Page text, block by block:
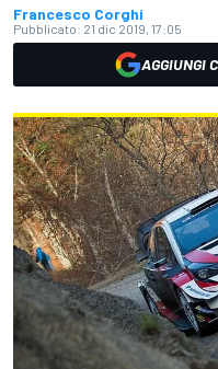
Francesco Corghi
Pubblicato: 21 dic 2019, 17:05
AGGIUNGI